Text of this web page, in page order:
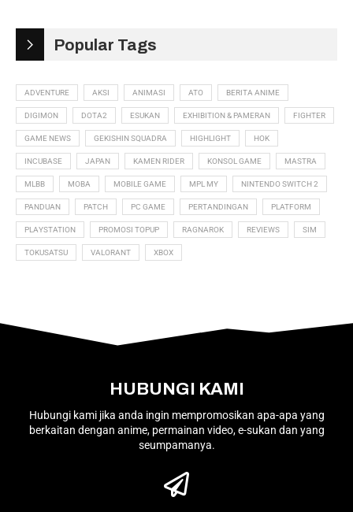
Popular Tags
ADVENTURE AKSI ANIMASI ATO BERITA ANIME
DIGIMON DOTA2 ESUKAN EXHIBITION & PAMERAN FIGHTER
GAME NEWS GEKISHIN SQUADRA HIGHLIGHT HOK
INCUBASE JAPAN KAMEN RIDER KONSOL GAME MASTRA
MLBB MOBA MOBILE GAME MPL MY NINTENDO SWITCH 2
PANDUAN PATCH PC GAME PERTANDINGAN PLATFORM
PLAYSTATION PROMOSI TOPUP RAGNAROK REVIEWS SIM
TOKUSATSU VALORANT XBOX
HUBUNGI KAMI
Hubungi kami jika anda ingin mempromosikan apa-apa yang
berkaitan dengan anime, permainan video, e-sukan dan yang
seumpamanya.